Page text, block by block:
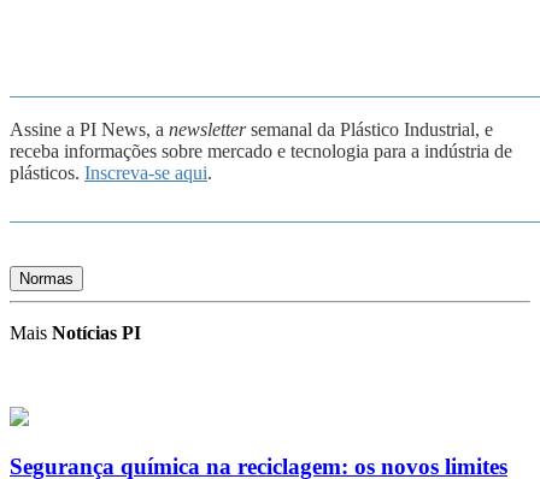
Assine a PI News, a newslettersemanal da Plástico Industrial, e
receba informações sobre mercado e tecnologia para a indústria de
plásticos. Inscreva-se aqui.
Normas
Mais Notícias PI
Segurança química na reciclagem: os novos limites